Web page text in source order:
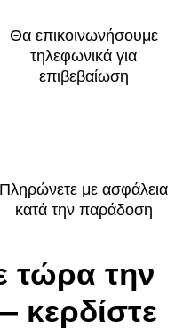
Θα επικοινωνήσουμε
τηλεφωνικά για
επιβεβαίωση
Πληρώνετε με ασφάλεια
κατά την παράδοση
τώρα την
κερδίστε